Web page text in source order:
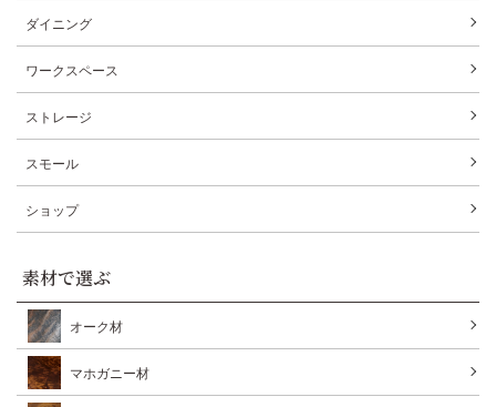
ダイニング
ワークスペース
ストレージ
スモール
ショップ
素材で選ぶ
オーク材
マホガニー材